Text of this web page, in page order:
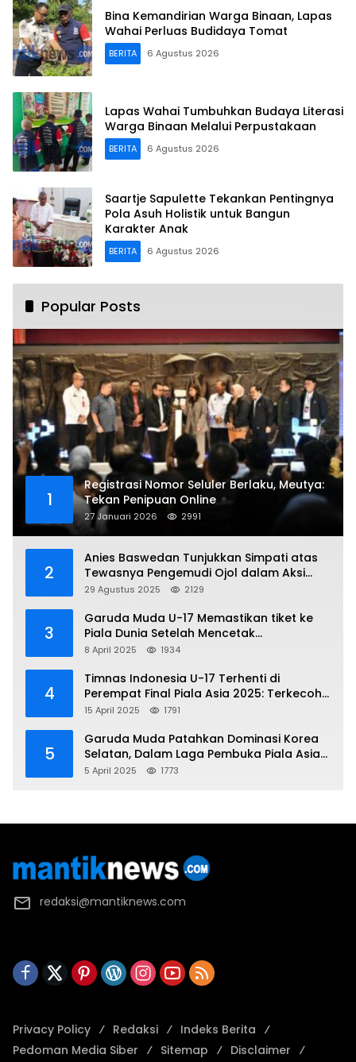
Bina Kemandirian Warga Binaan, Lapas
Wahai Perluas Budidaya Tomat
BERITA 6 Agustus 2026
Lapas Wahai Tumbuhkan Budaya Literasi
Warga Binaan Melalui Perpustakaan
BERITA 6 Agustus 2026
Saartje Sapulette Tekankan Pentingnya
Pola Asuh Holistik untuk Bangun
Karakter Anak
BERITA 6 Agustus 2026
Popular Posts
1
Registrasi Nomor Seluler Berlaku, Meutya:
Tekan Penipuan Online
27 Januari 2026 2991
2
Anies Baswedan Tunjukkan Simpati atas
Tewasnya Pengemudi Ojol dalam Aksi
Demo
29 Agustus 2025 2129
3
Garuda Muda U-17 Memastikan tiket ke
Piala Dunia Setelah Mencetak
Kemenangan Gemilang atas Yaman 4-1 di
8 April 2025 1934
4
Timnas Indonesia U-17 Terhenti di
Perempat Final Piala Asia 2025: Terkecoh
Korea Utara
15 April 2025 1791
5
Garuda Muda Patahkan Dominasi Korea
Selatan, Dalam Laga Pembuka Piala Asia
2025 U-17
5 April 2025 1773
redaksi@mantiknews.com
Privacy Policy Redaksi
Indeks Berita
Pedoman Media Siber
Sitemap Disclaimer